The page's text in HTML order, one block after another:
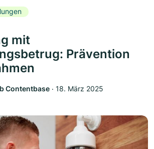
mit
Prävention
Contentbase ‧ 18. März 2025